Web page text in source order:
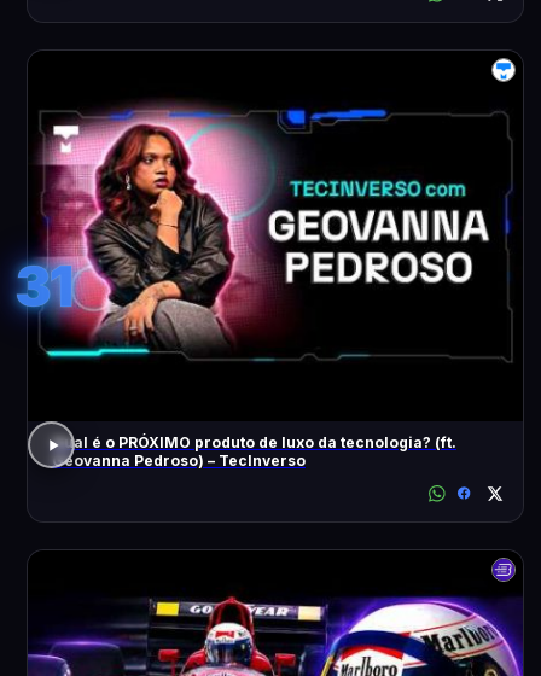
31
Qual é o PRÓXIMO produto de luxo da tecnologia? (ft.
Geovanna Pedroso) – TecInverso